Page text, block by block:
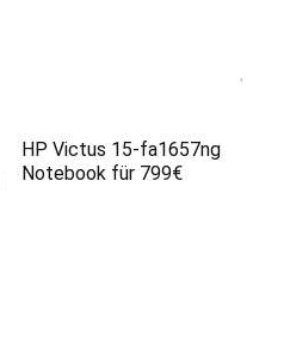
HP Victus 15-fa1657ng
Notebook für 799€